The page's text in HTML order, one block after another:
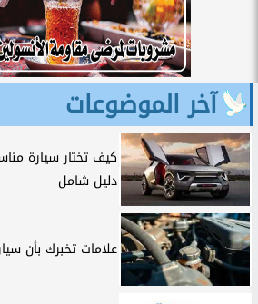
آخر الموضوعات
كيف تختار سيارة
دليل شامل
علامات تخبرك بأن